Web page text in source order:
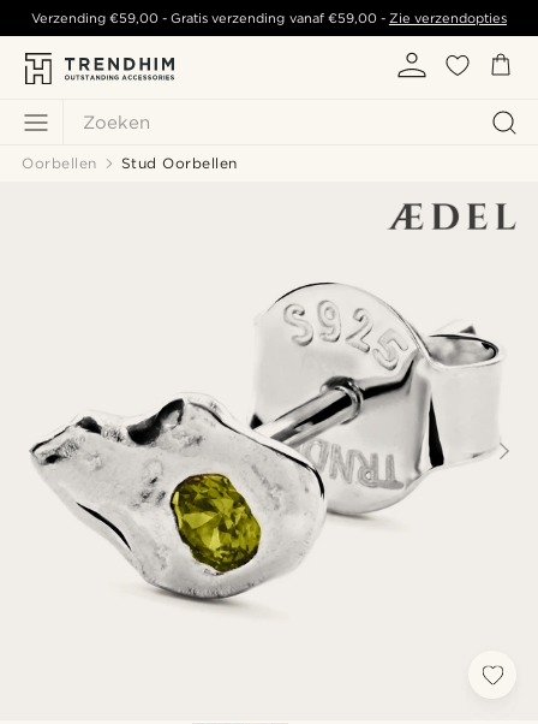
Zoeken
Verzending€59,00 - Gratis verzending vanaf €59,00- Zie verzendopties
Oorbellen Stud Oorbellen